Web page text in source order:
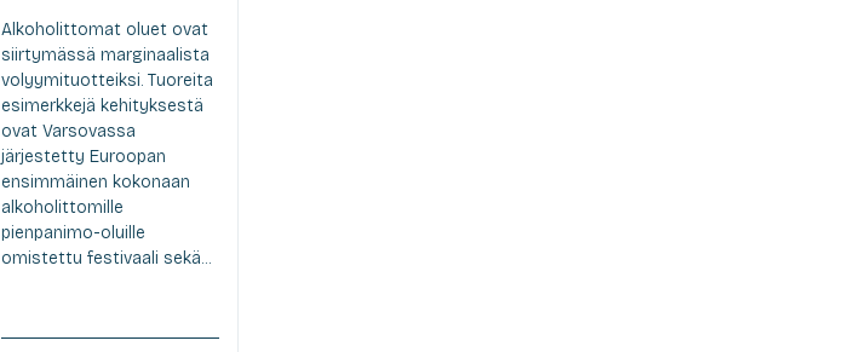
Alkoholittomat oluet ovat
siirtymässä marginaalista
volyymituotteiksi. Tuoreita
esimerkkejä kehityksestä
ovat Varsovassa
järjestetty Euroopan
ensimmäinen kokonaan
alkoholittomille
pienpanimo-oluille
omistettu festivaali sekä...